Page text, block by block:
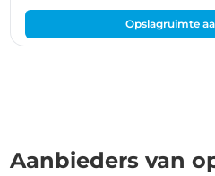
Opslagruimte
Aanbieders van